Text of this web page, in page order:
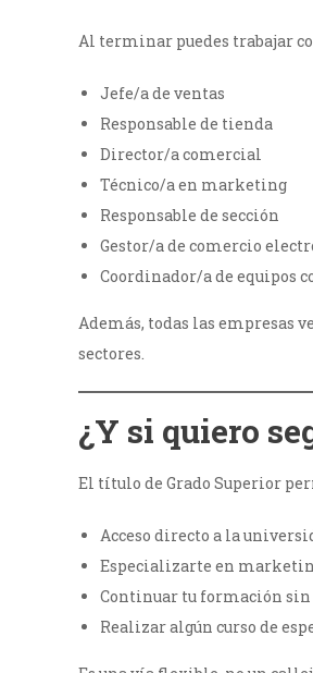
Al terminar puedes trabajar
Jefe/a de ventas
Responsable de tienda
Director/a comercial
Técnico/a en marketing
Responsable de sección
Gestor/a de comercio
Coordinador/a de equipos
Además, todas las empresas
sectores.
¿Y si quiero
El título de Grado Superior
Acceso directo a la
Especializarte en
Continuar tu formación sin
Realizar algún curso de